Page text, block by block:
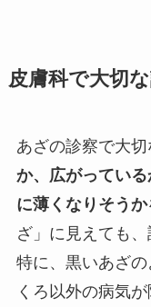
皮膚科で大切
あざの診察で大切
か、広がってい
に薄くなりそうか
ざ」に見えても
特に、黒いあざ
くろ以外の病気